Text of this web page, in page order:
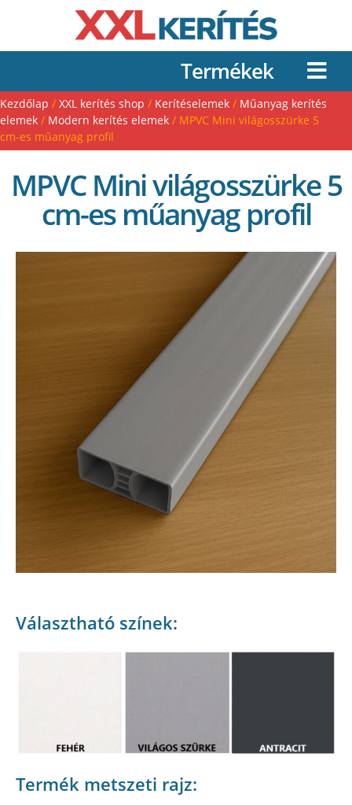
Termékek
Kezdőlap / XXL kerítés shop / Kerítéselemek / Műanyag kerítés
elemek / Modern kerítés elemek / MPVC Mini világosszürke 5
cm-es műanyag profil
MPVC Mini világosszürke 5
cm-es műanyag profil
Választható színek:
Termék metszeti rajz: